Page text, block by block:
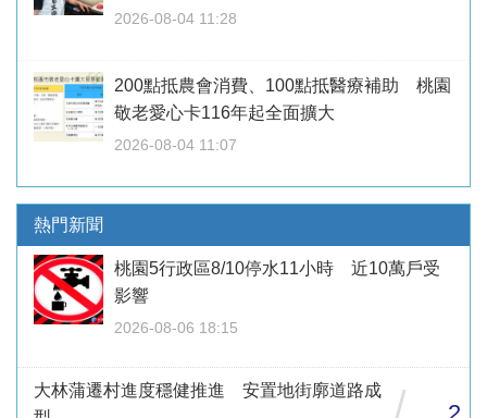
2026-08-04 11:28
200點抵農會消費、100點抵醫療補助 桃園
敬老愛心卡116年起全面擴大
2026-08-04 11:07
熱門新聞
桃園5行政區8/10停水11小時 近10萬戶受
影響
2026-08-06 18:15
大林蒲遷村進度穩健推進 安置地街廓道路成
/